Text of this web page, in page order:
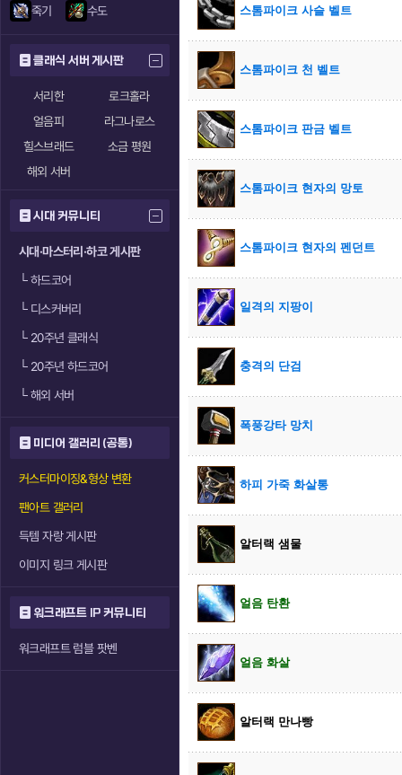
죽기 수도
클래식 서버 게시판
서리한
로크홀라
얼음피
라그나로스
힐스브래드
소금 평원
해외 서버
시대 커뮤니티
시대·마스터리·하코 게시판
└하드코어
└디스커버리
└20주년 클래식
└20주년 하드코어
└해외 서버
미디어 갤러리 (공통)
커스터마이징&형상 변환
팬아트 갤러리
득템 자랑 게시판
이미지 링크 게시판
워크래프트 IP 커뮤니티
워크래프트 럼블 팟벤
스톰파이크 사슬 벨트
스톰파이크 천 벨트
스톰파이크 판금 벨트
스톰파이크 현자의 망토
스톰파이크 현자의 펜던트
일격의 지팡이
충격의 단검
폭풍강타 망치
하피 가죽 화살통
알터랙 샘물
얼음 탄환
얼음 화살
알터랙 만나빵